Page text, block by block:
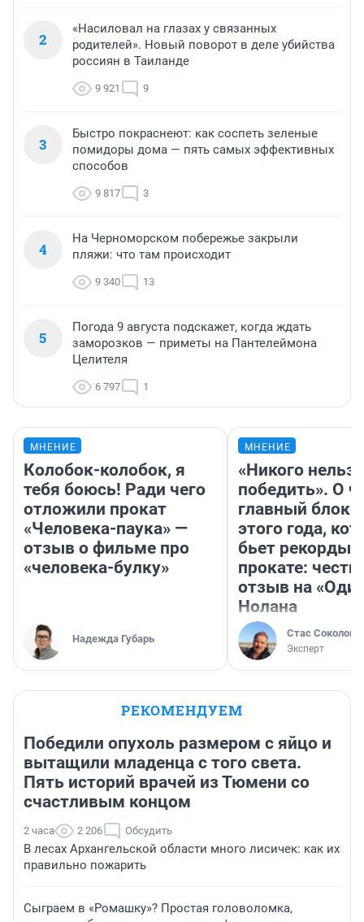
2
«Насиловал на глазах у связанных
родителей». Новый поворот в деле убийства
россиян в Таиланде
9 921 9
3
Быстро покраснеют: как соспеть зеленые
помидоры дома — пять самых эффективных
способов
9 817 3
4
На Черноморском побережье закрыли
пляжи: что там происходит
9 340 13
5
Погода 9 августа подскажет, когда ждать
заморозков — приметы на Пантелеймона
Целителя
6 797 1
МНЕНИЕ
Колобок-колобок, я
тебя боюсь! Ради чего
отложили прокат
«Человека-паука» —
отзыв о фильме про
«человека-булку»
Надежда Губарь
МНЕНИЕ
«Никого нельзя
победить». О
главный
этого года,
бьет рекорды в
прокате:
отзыв на
Нолана
Стас Соколов
Эксперт
РЕКОМЕНДУЕМ
Победили опухоль размером с яйцо и
вытащили младенца с того света.
Пять историй врачей из Тюмени со
счастливым концом
2 часа 2 206 Обсудить
В лесах Архангельской области много лисичек: как их
правильно пожарить
Сыграем в «Ромашку»? Простая головоломка,